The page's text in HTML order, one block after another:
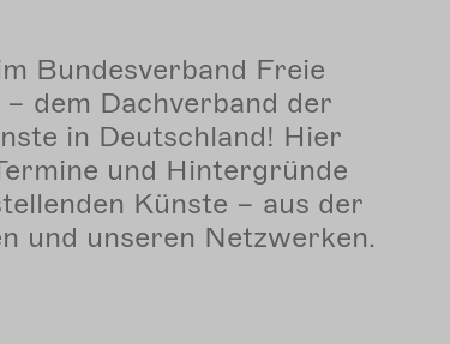
Bundesverband Freie
dem Dachverband der
in Deutschland! Hier
und Hintergründe
Künste – aus der
und unseren Netzwerken.